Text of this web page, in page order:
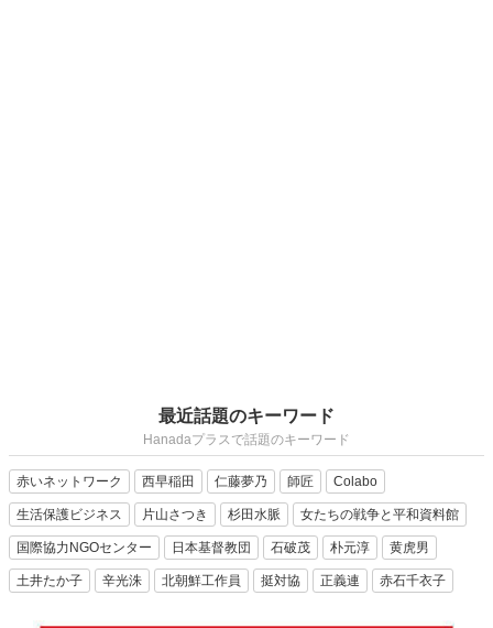
最近話題のキーワード
Hanadaプラスで話題のキーワード
赤いネットワーク 西早稲田 仁藤夢乃 師匠 Colabo
生活保護ビジネス 片山さつき 杉田水脈 女たちの戦争と平和資料館
国際協力NGOセンター 日本基督教団 石破茂 朴元淳 黄虎男
土井たか子 辛光洙 北朝鮮工作員 挺対協 正義連 赤石千衣子